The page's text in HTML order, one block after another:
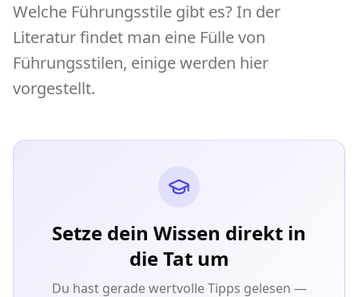
Welche Führungsstile gibt es? In der
Literatur findet man eine Fülle von
Führungsstilen, einige werden hier
vorgestellt.
Setze dein Wissen direkt in
die Tat um
Du hast gerade wertvolle Tipps gelesen —